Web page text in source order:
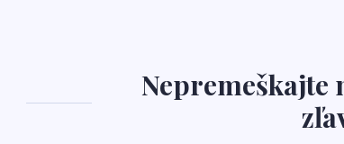
Nepremeškajte